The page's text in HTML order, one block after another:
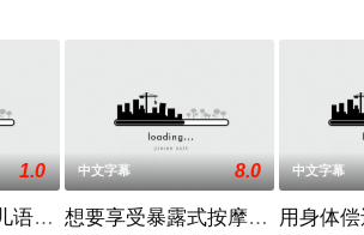
1.0
语让人超兴奋
中文字幕 8.0
想要享受暴露式按摩的已婚女子
中文字幕
用身体